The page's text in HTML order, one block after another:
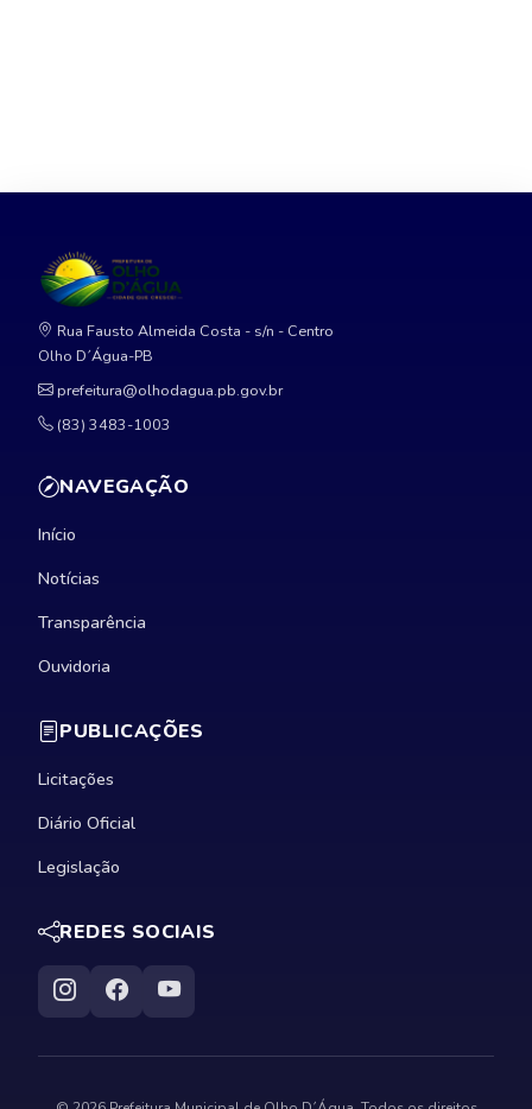
Rua Fausto Almeida Costa - s/n - Centro
Olho D´Água-PB
prefeitura@olhodagua.pb.gov.br
(83) 3483-1003
NAVEGAÇÃO
Início
Notícias
Transparência
Ouvidoria
PUBLICAÇÕES
Licitações
Diário Oficial
Legislação
REDES SOCIAIS